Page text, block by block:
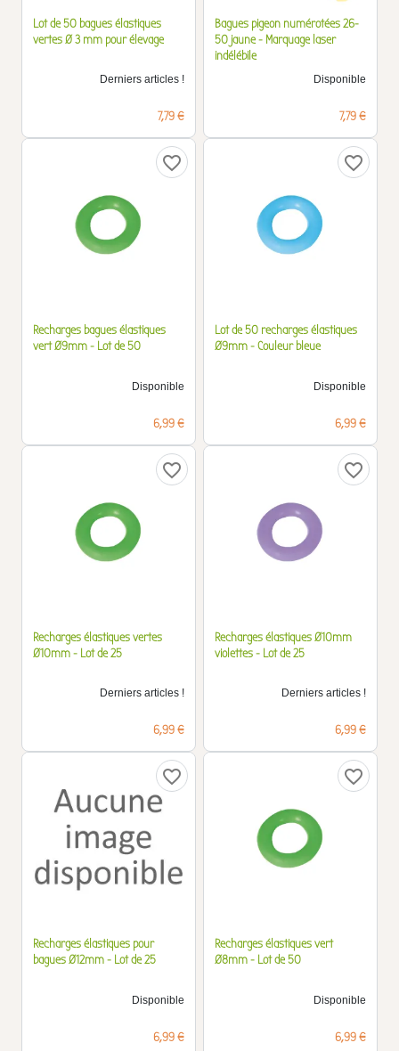
Lot de 50 bagues élastiques
vertes Ø 3 mm pour élevage
Derniers articles !
Prix
7,79 €
Bagues pigeon numérotées 26-
50 jaune - Marquage laser
indélébile
Disponible
Prix
7,79 €
favorite_border
Recharges bagues élastiques
vert Ø9mm - Lot de 50
Disponible
Prix
6,99 €
favorite_border
Lot de 50 recharges élastiques
Ø9mm - Couleur bleue
Disponible
Prix
6,99 €
favorite_border
Recharges élastiques vertes
Ø10mm - Lot de 25
Derniers articles !
Prix
6,99 €
favorite_border
Recharges élastiques Ø10mm
violettes - Lot de 25
Derniers articles !
Prix
6,99 €
favorite_border
Recharges élastiques pour
bagues Ø12mm - Lot de 25
Disponible
Prix
6,99 €
favorite_border
Recharges élastiques vert
Ø8mm - Lot de 50
Disponible
Prix
6,99 €